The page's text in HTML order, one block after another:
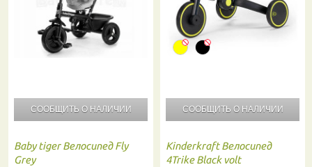
СООБЩИТЬ О НАЛИЧИИ
Baby tiger Велосипед Fly
Grey
СООБЩИТЬ О НАЛИЧИИ
Kinderkraft Велосипед
4Trike Black volt